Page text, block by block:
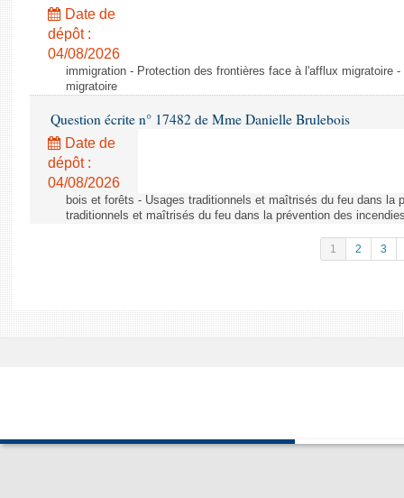
Date de
dépôt :
04/08/2026
immigration - Protection des frontières face à l'afflux migratoire
migratoire
Question écrite n° 17482 de Mme Danielle Brulebois
Date de
dépôt :
04/08/2026
bois et forêts - Usages traditionnels et maîtrisés du feu dans la
traditionnels et maîtrisés du feu dans la prévention des
1 2 3